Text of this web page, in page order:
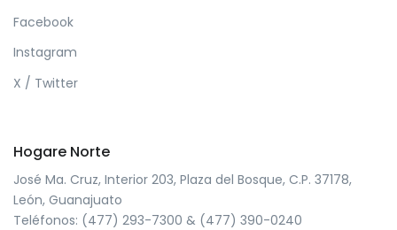
Facebook
Instagram
X / Twitter
Hogare Norte
José Ma. Cruz, Interior 203, Plaza del Bosque, C.P. 37178,
León, Guanajuato
Teléfonos: (477) 293-7300 & (477) 390-0240